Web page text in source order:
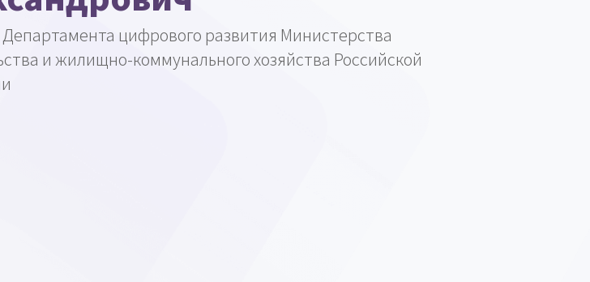
цифрового развития Министерства
и жилищно-коммунального хозяйства Российской